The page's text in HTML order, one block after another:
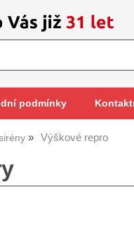
podmínky
Výškové repro